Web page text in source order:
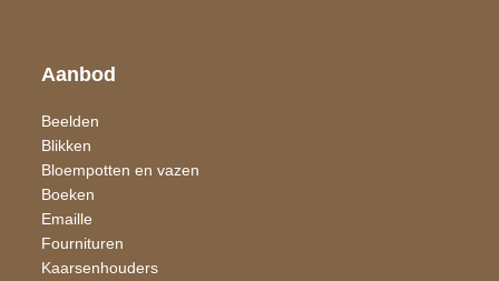
Aanbod
Beelden
Blikken
Bloempotten en vazen
Boeken
Emaille
Fournituren
Kaarsen​houders